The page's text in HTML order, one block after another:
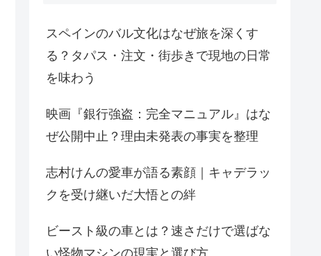
スペインのバル文化はなぜ旅を深くす
る？タパス・注文・街歩きで現地の日常
を味わう
映画『銀行強盗：完全マニュアル』はな
ぜ公開中止？理由未発表の事実を整理
志村けんの愛車が語る素顔｜キャデラッ
クを受け継いだ大悟との絆
ビースト級の車とは？速さだけで選ばな